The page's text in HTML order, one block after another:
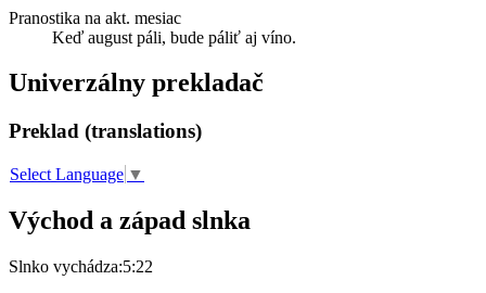
Pranostika na akt. mesiac
Keď august páli, bude páliť aj víno.
Univerzálny prekladač
Preklad (translations)
Select Language ▼
Východ a západ slnka
Slnko vychádza:5:22